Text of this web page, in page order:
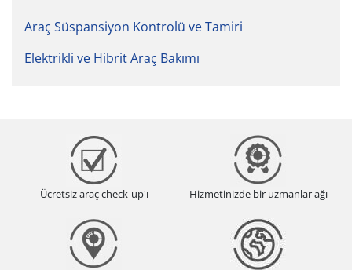
Araç Süspansiyon Kontrolü ve Tamiri
Elektrikli ve Hibrit Araç Bakımı
Ücretsiz araç check-up'ı Hizmetinizde bir uzmanlar ağı